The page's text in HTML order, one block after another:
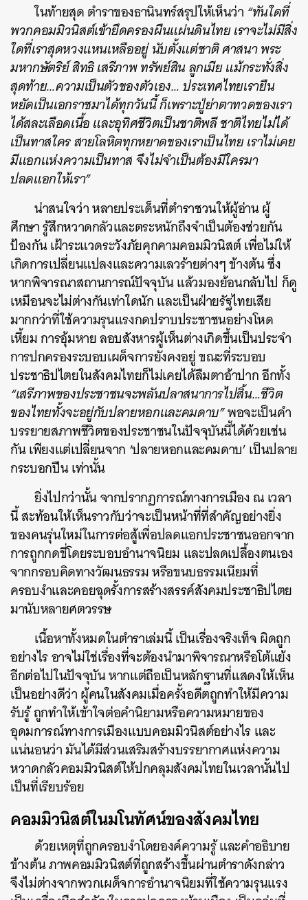
ในท้ายสุด ตำราของธานินทร์สรุปให้เห็นว่า “ทันใดที่
พวกคอมมิวนิสต์เข้ายึดครองผืนแผ่นดินไทย เราจะไม่มีสิ่ง
ใดที่เราสุดหวงแหนเหลืออยู่ นับตั้งแต่ชาติ ศาสนา พระ
มหากษัตริย์ สิทธิ เสรีภาพ ทรัพย์สิน ลูกเมีย แม้กระทั่งสิ่ง
สุดท้าย…ความเป็นตัวของตัวเอง… ประเทศไทยเรายืน
หยัดเป็นเอกราชมาได้ทุกวันนี้ ก็เพราะปู่ย่าตาทวดของเรา
ได้สละเลือดเนื้อ และอุทิศชีวิตเป็นชาติพลี ชาติไทยไม่ได้
เป็นทาสใคร สายโลหิตทุกหยาดของเราเป็นไทย เราไม่เคย
มีแอกแห่งความเป็นทาส จึงไม่จำเป็นต้องมีใครมา
ปลดแอกให้เรา”
น่าสนใจว่า หลายประเด็นที่ตำราชวนให้ผู้อ่าน ผู้
ศึกษา รู้สึกหวาดกลัวและตระหนักถึงจำเป็นต้องช่วยกัน
ป้องกัน เฝ้าระแวดระวังภัยคุกคามคอมมิวนิสต์ เพื่อไม่ให้
เกิดการเปลี่ยนแปลงและความเลวร้ายต่างๆ ข้างต้น ซึ่ง
หากพิจารณาสถานการณ์ปัจจุบัน แล้วมองย้อนกลับไป ก็ดู
เหมือนจะไม่ต่างกันเท่าใดนัก และเป็นฝ่ายรัฐไทยเสีย
มากกว่าที่ใช้ความรุนแรงกดปราบประชาชนอย่างโหด
เหี้ยม การอุ้มหาย ลอบสังหารผู้เห็นต่างเกิดขึ้นเป็นประจำ
การปกครองระบอบเผด็จการยังคงอยู่ ขณะที่ระบอบ
ประชาธิปไตยในสังคมไทยก็ไม่เคยได้ลืมตาอ้าปาก อีกทั้ง
“เสรีภาพของประชาชนจะพลันปลาสนาการไปสิ้น…ชีวิต
ของไทยทั้งจะอยู่กับปลายหอกและคมดาบ”พอจะเป็นคำ
บรรยายสภาพชีวิตของประชาชนในปัจจุบันนี้ได้ด้วยเช่น
กัน เพียงแต่เปลี่ยนจาก ‘ปลายหอกและคมดาบ’ เป็นปลาย
กระบอกปืน เท่านั้น
ยิ่งไปกว่านั้น จากปรากฏการณ์ทางการเมือง ณ เวลา
นี้ สะท้อนให้เห็นราวกับว่าจะเป็นหน้าที่ที่สำคัญอย่างยิ่ง
ของคนรุ่นใหม่ในการต่อสู้เพื่อปลดแอกประชาชนออกจาก
การถูกกดขี่โดยระบอบอำนาจนิยม และปลดเปลื้องตนเอง
จากกรอบคิดทางวัฒนธรรม หรือขนบธรรมเนียมที่
ครอบงำและคอยฉุดรั้งการสร้างสรรค์สังคมประชาธิปไตย
มานับหลายศตวรรษ
เนื้อหาทั้งหมดในตำราเล่มนี้ เป็นเรื่องจริงเท็จ ผิดถูก
อย่างไร อาจไม่ใช่เรื่องที่จะต้องนำมาพิจารณาหรือโต้แย้ง
อีกต่อไปในปัจจุบัน หากแต่ถือเป็นหลักฐานที่แสดงให้เห็น
เป็นอย่างดีว่า ผู้คนในสังคมเมื่อครั้งอดีตถูกทำให้มีความ
รับรู้ ถูกทำให้เข้าใจต่อคำนิยามหรือความหมายของ
อุดมการณ์ทางการเมืองแบบคอมมิวนิสต์อย่างไร และ
แน่นอนว่า มันได้มีส่วนเสริมสร้างบรรยากาศแห่งความ
หวาดกลัวคอมมิวนิสต์ให้ปกคลุมสังคมไทยในเวลานั้นไป
เป็นที่เรียบร้อย
คอมมิวนิสต์ในมโนทัศน์ของสังคมไทย
ด้วยเหตุที่ถูกครอบงำโดยองค์ความรู้ และคำอธิบาย
ข้างต้น ภาพคอมมิวนิสต์ที่ถูกสร้างขึ้นผ่านตำราดังกล่าว
จึงไม่ต่างจากพวกเผด็จการอำนาจนิยมที่ใช้ความรุนแรง